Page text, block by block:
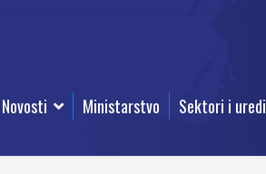
Novosti Ministarstvo Sektori i uredi